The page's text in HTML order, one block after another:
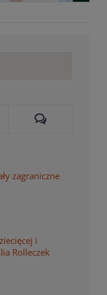
Comments
zagraniczne
i
Rolleczek